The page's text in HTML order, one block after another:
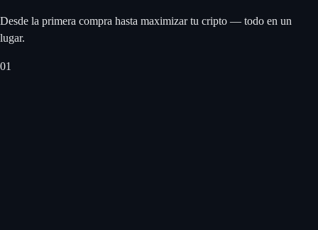
Desde la primera compra hasta maximizar tu cripto — todo en un
lugar.
01